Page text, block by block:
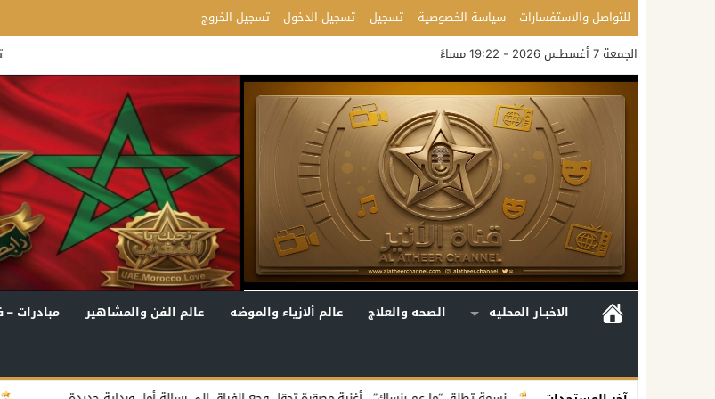
للتواصل والاستفسارات سياسة الخصوصية تسجيل تسجيل الدخول تسجيل الخروج
الجمعة 7 أغسطس 2026 - 19:22 مساءً
الاخبـار المحليه الصحه والعلاج عالم ألازياء والموضه عالم الفن والمشاهير مبادرات –